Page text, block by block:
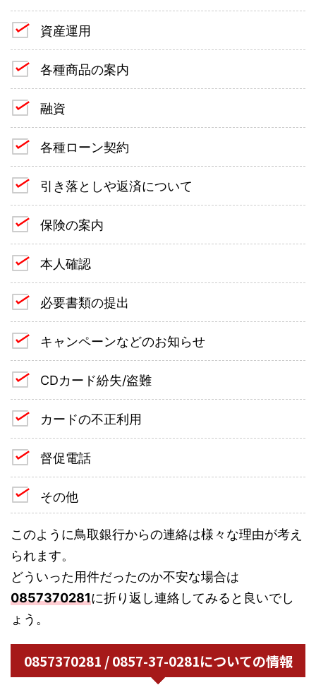
資産運用
各種商品の案内
融資
各種ローン契約
引き落としや返済について
保険の案内
本人確認
必要書類の提出
キャンペーンなどのお知らせ
CDカード紛失/盗難
カードの不正利用
督促電話
その他
このように鳥取銀行からの連絡は様々な理由が考え
られます。
どういった用件だったのか不安な場合は
0857370281に折り返し連絡してみると良いでし
ょう。
0857370281 / 0857-37-0281についての情報